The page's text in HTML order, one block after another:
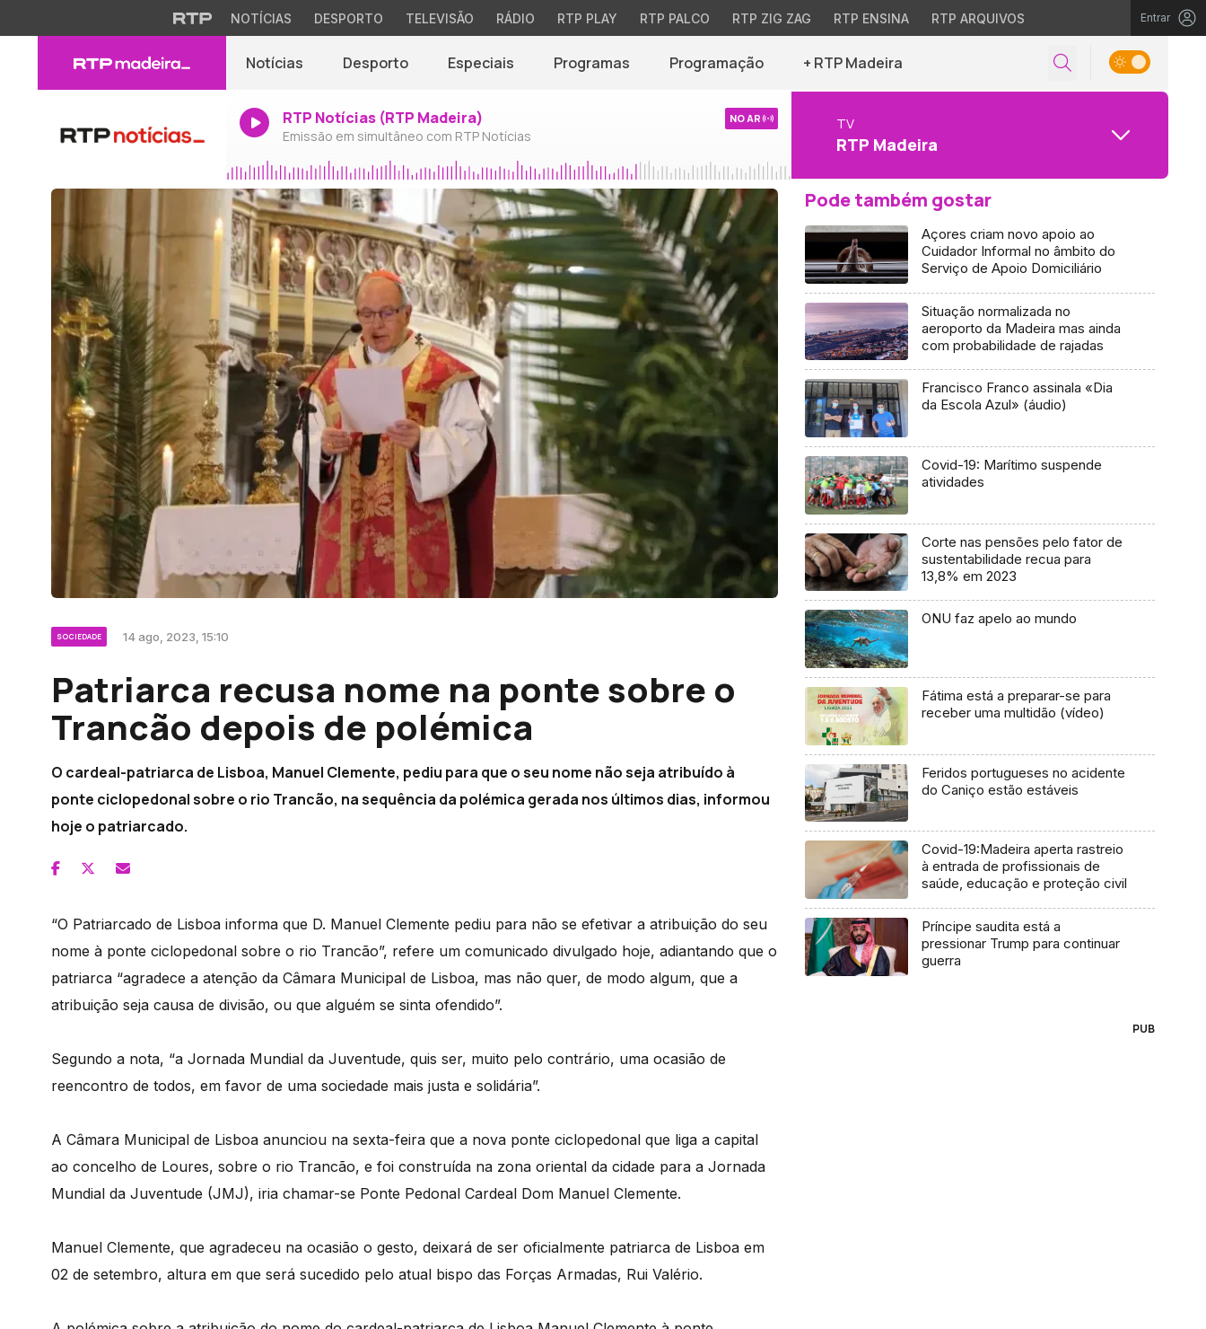
NOTÍCIAS DESPORTO TELEVISÃO RÁDIO RTP PLAY RTP PALCO RTP ZIG ZAG RTP ENSINA RTP ARQUIVOS Entrar
Notícias Desporto Especiais Programas Programação + RTP Madeira
RTP Notícias (RTP Madeira)
Emissão em simultâneo com RTP Notícias
NO AR TV
RTP Madeira
SOCIEDADE 14 ago, 2023, 15:10
Patriarca recusa nome na ponte sobre o
Trancão depois de polémica
O cardeal-patriarca de Lisboa, Manuel Clemente, pediu para que o seu nome não seja atribuído à
ponte ciclopedonal sobre o rio Trancão, na sequência da polémica gerada nos últimos dias, informou
hoje o patriarcado.
“O Patriarcado de Lisboa informa que D. Manuel Clemente pediu para não se efetivar a atribuição do seu
nome à ponte ciclopedonal sobre o rio Trancão”, refere um comunicado divulgado hoje, adiantando que o
patriarca “agradece a atenção da Câmara Municipal de Lisboa, mas não quer, de modo algum, que a
atribuição seja causa de divisão, ou que alguém se sinta ofendido”.
Segundo a nota, “a Jornada Mundial da Juventude, quis ser, muito pelo contrário, uma ocasião de
reencontro de todos, em favor de uma sociedade mais justa e solidária”.
A Câmara Municipal de Lisboa anunciou na sexta-feira que a nova ponte ciclopedonal que liga a capital
ao concelho de Loures, sobre o rio Trancão, e foi construída na zona oriental da cidade para a Jornada
Mundial da Juventude (JMJ), iria chamar-se Ponte Pedonal Cardeal Dom Manuel Clemente.
Manuel Clemente, que agradeceu na ocasião o gesto, deixará de ser oficialmente patriarca de Lisboa em
02 de setembro, altura em que será sucedido pelo atual bispo das Forças Armadas, Rui Valério.
Pode também gostar
Açores criam novo apoio ao
Cuidador Informal no âmbito do
Serviço de Apoio Domiciliário
Situação normalizada no
aeroporto da Madeira mas ainda
com probabilidade de rajadas
Francisco Franco assinala «Dia
da Escola Azul» (áudio)
Covid-19: Marítimo suspende
atividades
Corte nas pensões pelo fator de
sustentabilidade recua para
13,8% em 2023
ONU faz apelo ao mundo
Fátima está a preparar-se para
receber uma multidão (vídeo)
Feridos portugueses no acidente
do Caniço estão estáveis
Covid-19:Madeira aperta rastreio
à entrada de profissionais de
saúde, educação e proteção civil
Príncipe saudita está a
pressionar Trump para continuar
guerra
PUB